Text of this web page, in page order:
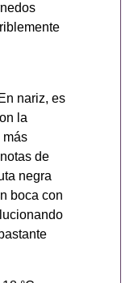
nariz, es
la
más
de
negra
boca con